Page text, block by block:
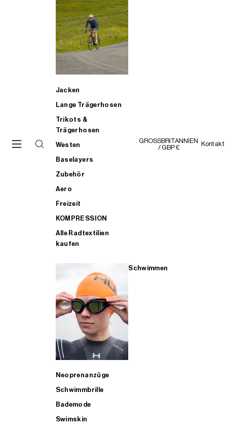
Jacken
Lange Trägerhosen
Trikots &
Trägerhosen
Westen
Baselayers
Zubehör
Aero
Freizeit
KOMPRESSION
Alle Radtextilien
kaufen
Schwimmen
Neoprenanzüge
Schwimmbrille
Bademode
Swimskin
GROSSBRITANNIEN
/ GBP £
Kontakt